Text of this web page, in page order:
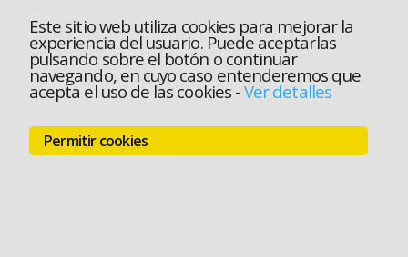
Este sitio web utiliza cookies para mejorar la
experiencia del usuario. Puede aceptarlas
pulsando sobre el botón o continuar
navegando, en cuyo caso entenderemos que
acepta el uso de las cookies-Ver detalles
Permitir cookies